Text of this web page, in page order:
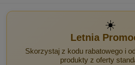
☀️
Letnia
Skorzystaj z kodu rabatowego i
produkty z oferty